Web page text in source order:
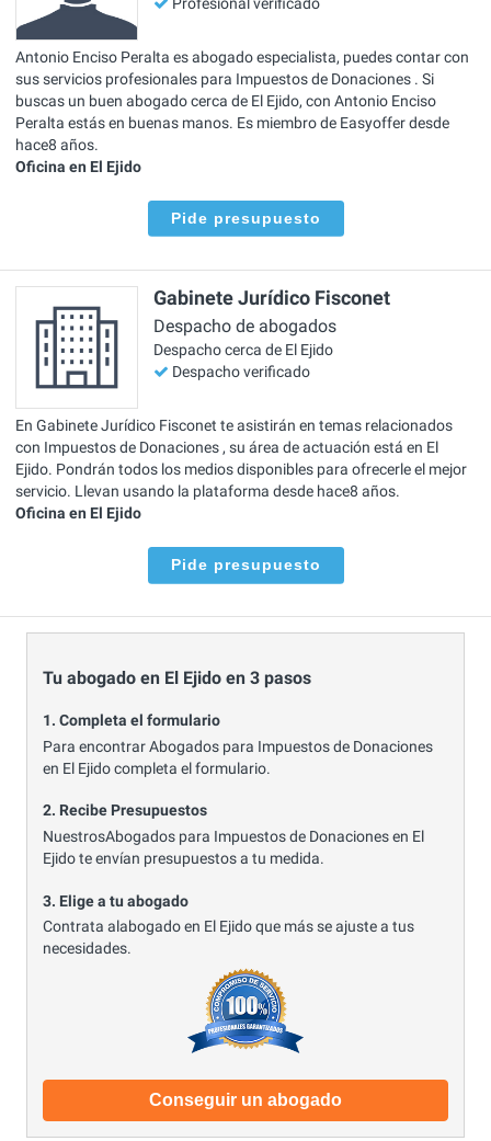
Antonio Enciso Peralta es abogado especialista, puedes contar con
sus servicios profesionales para Impuestos de Donaciones . Si
buscas un buen abogado cerca de El Ejido, con Antonio Enciso
Peralta estás en buenas manos. Es miembro de Easyoffer desde
hace8 años.
Oficina en El Ejido
Pide presupuesto
Gabinete Jurídico Fisconet
Despacho de abogados
Despacho cerca de El Ejido
Despacho verificado
En Gabinete Jurídico Fisconet te asistirán en temas relacionados
con Impuestos de Donaciones , su área de actuación está en El
Ejido. Pondrán todos los medios disponibles para ofrecerle el mejor
servicio. Llevan usando la plataforma desde hace8 años.
Oficina en El Ejido
Pide presupuesto
Tu abogado en El Ejido en 3 pasos
1. Completa el formulario
Para encontrar Abogados para Impuestos de Donaciones
en El Ejido completa el formulario.
2. Recibe Presupuestos
NuestrosAbogados para Impuestos de Donaciones en El
Ejido te envían presupuestos a tu medida.
3. Elige a tu abogado
Contrata alabogado en El Ejido que más se ajuste a tus
necesidades.
Conseguir un abogado